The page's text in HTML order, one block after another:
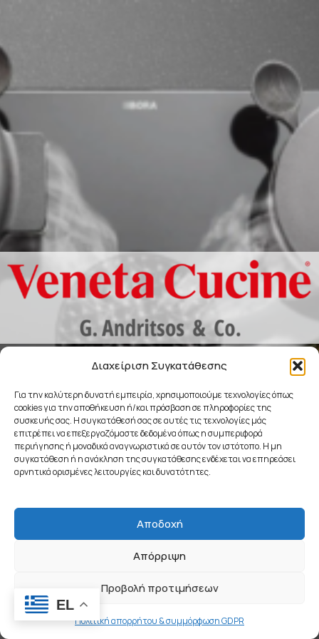
Διαχείριση Συγκατάθεσης
Για την καλύτερη δυνατή εμπειρία, χρησιμοποιούμε τεχνολογίες όπως
cookies για την αποθήκευση ή/και πρόσβαση σε πληροφορίες της
συσκευής σας. Η συγκατάθεσή σας σε αυτές τις τεχνολογίες μάς
επιτρέπει να επεξεργαζόμαστε δεδομένα όπως η συμπεριφορά
περιήγησης ή μοναδικά αναγνωριστικά σε αυτόν τον ιστότοπο. Η μη
συγκατάθεση ή η ανάκληση της συγκατάθεσης ενδέχεται να επηρεάσει
αρνητικά ορισμένες λειτουργίες και δυνατότητες.
Αποδοχή
Απόρριψη
Προβολή προτιμήσεων
Πολιτική απορρήτου & συμμόρφωση GDPR
COMING SOON
EL